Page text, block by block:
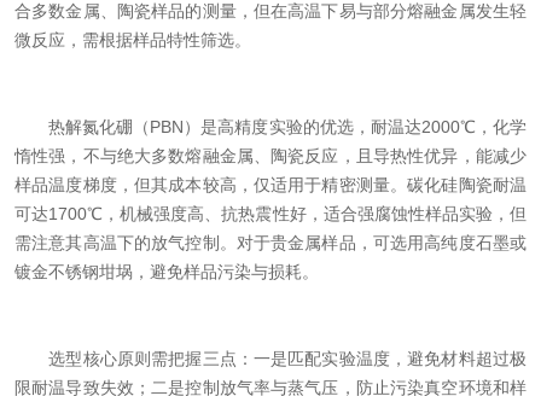
合多数金属、陶瓷样品的测量，但在高温下易与部分熔融金属发生轻
微反应，需根据样品特性筛选。
热解氮化硼（PBN）是高精度实验的优选，耐温达2000℃，化学
惰性强，不与绝大多数熔融金属、陶瓷反应，且导热性优异，能减少
样品温度梯度，但其成本较高，仅适用于精密测量。碳化硅陶瓷耐温
可达1700℃，机械强度高、抗热震性好，适合强腐蚀性样品实验，但
需注意其高温下的放气控制。对于贵金属样品，可选用高纯度石墨或
镀金不锈钢坩埚，避免样品污染与损耗。
选型核心原则需把握三点：一是匹配实验温度，避免材料超过极
限耐温导致失效；二是控制放气率与蒸气压，防止污染真空环境和样